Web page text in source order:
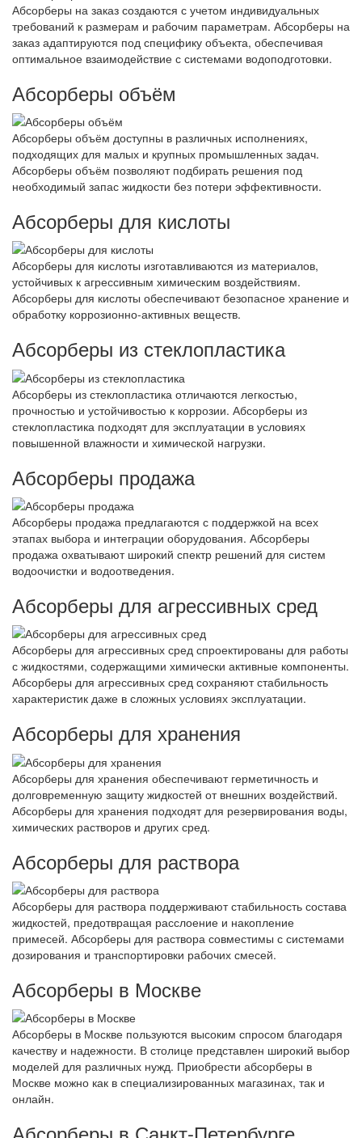
Абсорберы на заказ создаются с учетом индивидуальных
требований к размерам и рабочим параметрам. Абсорберы на
заказ адаптируются под специфику объекта, обеспечивая
оптимальное взаимодействие с системами водоподготовки.
Абсорберы объём
Абсорберы объём доступны в различных исполнениях,
подходящих для малых и крупных промышленных задач.
Абсорберы объём позволяют подбирать решения под
необходимый запас жидкости без потери эффективности.
Абсорберы для кислоты
Абсорберы для кислоты изготавливаются из материалов,
устойчивых к агрессивным химическим воздействиям.
Абсорберы для кислоты обеспечивают безопасное хранение и
обработку коррозионно-активных веществ.
Абсорберы из стеклопластика
Абсорберы из стеклопластика отличаются легкостью,
прочностью и устойчивостью к коррозии. Абсорберы из
стеклопластика подходят для эксплуатации в условиях
повышенной влажности и химической нагрузки.
Абсорберы продажа
Абсорберы продажа предлагаются с поддержкой на всех
этапах выбора и интеграции оборудования. Абсорберы
продажа охватывают широкий спектр решений для систем
водоочистки и водоотведения.
Абсорберы для агрессивных сред
Абсорберы для агрессивных сред спроектированы для работы
с жидкостями, содержащими химически активные компоненты.
Абсорберы для агрессивных сред сохраняют стабильность
характеристик даже в сложных условиях эксплуатации.
Абсорберы для хранения
Абсорберы для хранения обеспечивают герметичность и
долговременную защиту жидкостей от внешних воздействий.
Абсорберы для хранения подходят для резервирования воды,
химических растворов и других сред.
Абсорберы для раствора
Абсорберы для раствора поддерживают стабильность состава
жидкостей, предотвращая расслоение и накопление
примесей. Абсорберы для раствора совместимы с системами
дозирования и транспортировки рабочих смесей.
Абсорберы в Москве
Абсорберы в Москве пользуются высоким спросом благодаря
качеству и надежности. В столице представлен широкий выбор
моделей для различных нужд. Приобрести абсорберы в
Москве можно как в специализированных магазинах, так и
онлайн.